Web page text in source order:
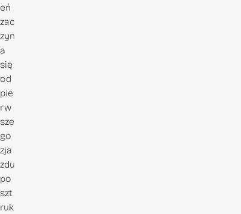
eń
zac
zyn
a
się
od
pie
rw
sze
go
zja
zdu
po
szt
ruk